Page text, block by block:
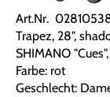
Art.Nr.
Trapez, 28",
SHIMANO
Farbe: rot
Geschlecht: